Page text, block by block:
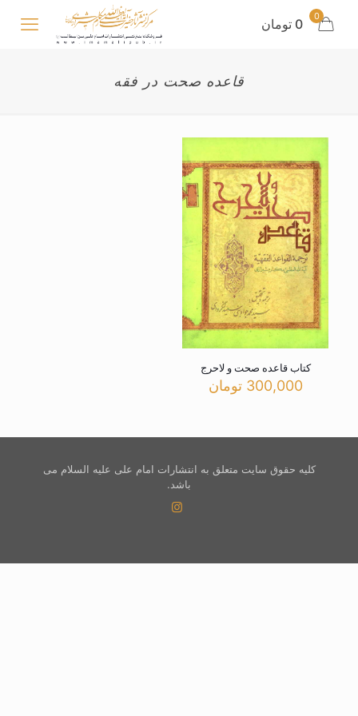
0 0 تومان
قاعده صحت در فقه
کتاب قاعده صحت و لاحرج
300,000 تومان
کلیه حقوق سایت متعلق به انتشارات امام علی علیه السلام می
باشد.